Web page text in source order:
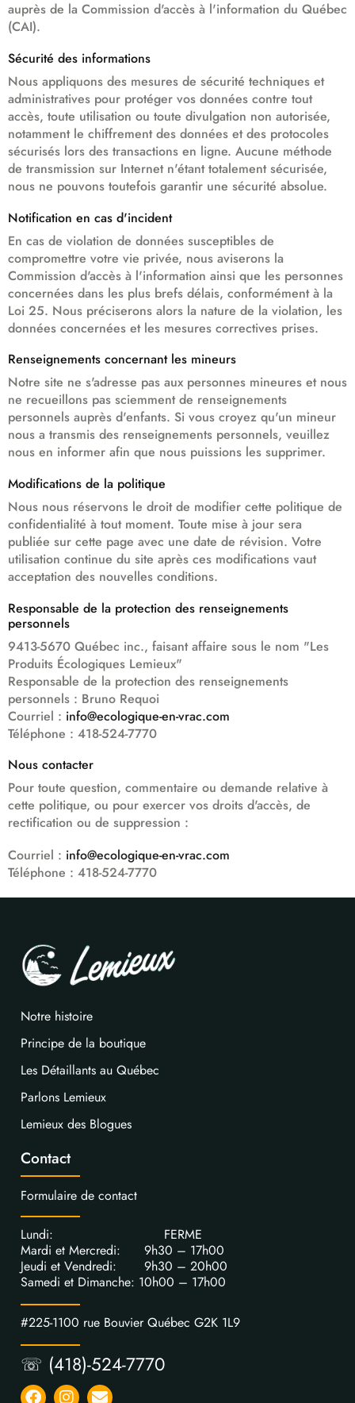
auprès de la Commission d'accès à l'information du Québec
(CAI).
Sécurité des informations
Nous appliquons des mesures de sécurité techniques et
administratives pour protéger vos données contre tout
accès, toute utilisation ou toute divulgation non autorisée,
notamment le chiffrement des données et des protocoles
sécurisés lors des transactions en ligne. Aucune méthode
de transmission sur Internet n'étant totalement sécurisée,
nous ne pouvons toutefois garantir une sécurité absolue.
Notification en cas d'incident
En cas de violation de données susceptibles de
compromettre votre vie privée, nous aviserons la
Commission d'accès à l'information ainsi que les personnes
concernées dans les plus brefs délais, conformément à la
Loi 25. Nous préciserons alors la nature de la violation, les
données concernées et les mesures correctives prises.
Renseignements concernant les mineurs
Notre site ne s'adresse pas aux personnes mineures et nous
ne recueillons pas sciemment de renseignements
personnels auprès d'enfants. Si vous croyez qu'un mineur
nous a transmis des renseignements personnels, veuillez
nous en informer afin que nous puissions les supprimer.
Modifications de la politique
Nous nous réservons le droit de modifier cette politique de
confidentialité à tout moment. Toute mise à jour sera
publiée sur cette page avec une date de révision. Votre
utilisation continue du site après ces modifications vaut
acceptation des nouvelles conditions.
Responsable de la protection des renseignements
personnels
9413-5670 Québec inc., faisant affaire sous le nom "Les
Produits Écologiques Lemieux"
Responsable de la protection des renseignements
personnels : Bruno Requoi
Courriel : info@ecologique-en-vrac.com
Téléphone : 418-524-7770
Nous contacter
Pour toute question, commentaire ou demande relative à
cette politique, ou pour exercer vos droits d'accès, de
rectification ou de suppression :
Courriel : info@ecologique-en-vrac.com
Téléphone : 418-524-7770
Notre histoire
Principe de la boutique
Les Détaillants au Québec
Parlons Lemieux
Lemieux des Blogues
Contact
Formulaire de contact
Lundi: FERME
Mardi et Mercredi: 9h30 – 17h00
Jeudi et Vendredi: 9h30 – 20h00
Samedi et Dimanche: 10h00 – 17h00
#225-1100 rue Bouvier Québec G2K 1L9
☏ (418)-524-7770